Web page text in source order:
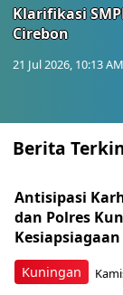
Klarifikasi
Cirebon
21 Jul 2026, 10:13 AM
Berita
Kuningan
Antisipasi
dan Polres